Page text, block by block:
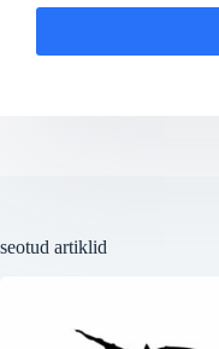
seotud artiklid